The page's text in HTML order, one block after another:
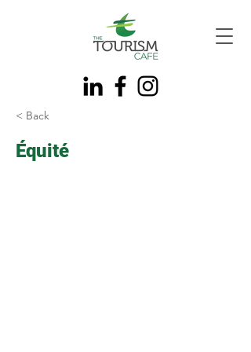
< Back
Équité